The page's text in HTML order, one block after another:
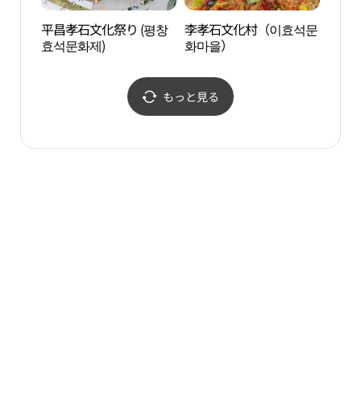
平昌孝石文化祭り (평창
효석문화제)
李孝石文化村（이효석문
화마을）
もっと見る